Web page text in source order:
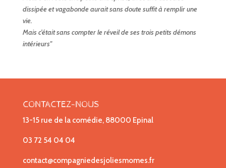
dissipée et vagabonde aurait sans doute suffit à remplir une
vie.
Mais c’était sans compter le réveil de ses trois petits démons
intérieurs"
CONTACTEZ-NOUS
13-15 rue de la comédie, 88000 Epinal
03 72 54 04 04
contact@compagniedesjoliesmomes.fr